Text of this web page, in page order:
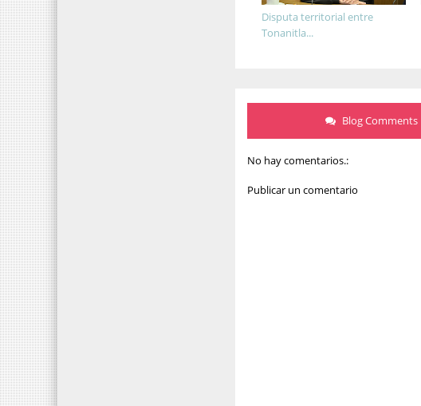
Disputa territorial entre
Tonanitla...
Blog Comments
No hay comentarios.:
Publicar un comentario